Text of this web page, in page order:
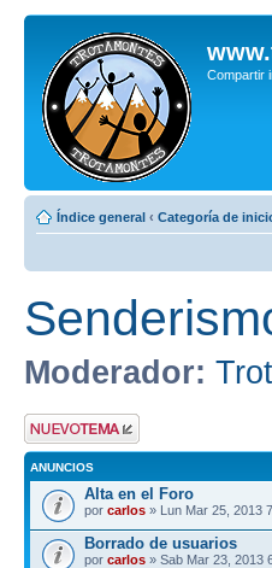
Compartir
Índice general ‹ Categoría de
Moderador:
Publicar un nuevo
tema
ANUNCIOS
Alta en el Foro
por carlos » Lun Mar 25, 2013
Borrado de usuarios
por carlos » Sab Mar 23, 2013